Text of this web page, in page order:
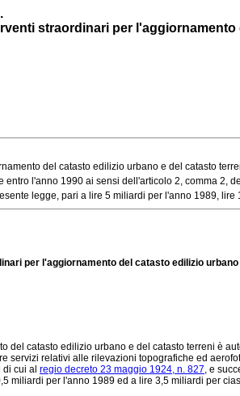
straordinari per
del catasto edilizio urbano e del catasto
l'anno 1990 ai sensi dell'articolo 2, comma 2,
legge, pari a lire 5 miliardi per l'anno 1989, lire
per l'aggiornamento del catasto edilizio
catasto edilizio urbano e del catasto terreni è
servizi relativi alle rilevazioni topografiche ed
cui al regio decreto 23 maggio 1924, n. 827, e
miliardi per l'anno 1989 ed a lire 3,5 miliardi per